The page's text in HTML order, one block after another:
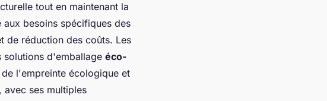
tout en maintenant la
besoins spécifiques des
de réduction des coûts. Les
solutions d'emballage éco-
l'empreinte écologique et
ses multiples